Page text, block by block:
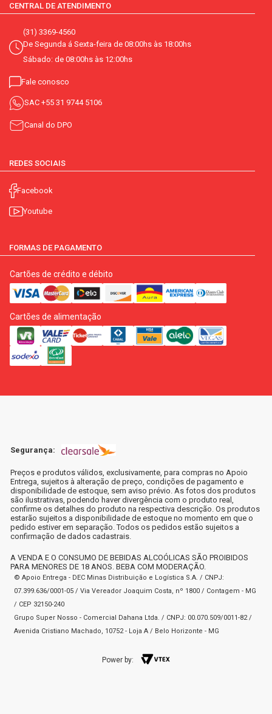
CENTRAL DE ATENDIMENTO
(31) 3369-4560
De Segunda á Sexta-feira de 08:00hs às 18:00hs
Sábado: de 08:00hs às 12:00hs
Fale conosco
SAC +55 31 9744 5106
Canal do DPO
REDES SOCIAIS
Facebook
Youtube
FORMAS DE PAGAMENTO
Cartões de crédito e débito
Cartões de alimentação
Segurança:
Preços e produtos válidos, exclusivamente, para compras no Apoio
Entrega, sujeitos à alteração de preço, condições de pagamento e
disponibilidade de estoque, sem aviso prévio. As fotos dos produtos
são ilustrativas, podendo haver divergência com o produto real,
confirme os detalhes do produto na respectiva descrição. Os produtos
estarão sujeitos a disponibilidade de estoque no momento em que o
pedido estiver em separação. Todos os pedidos estão sujeitos a
confirmação de dados cadastrais.
A VENDA E O CONSUMO DE BEBIDAS ALCOÓLICAS SÃO PROIBIDOS
PARA MENORES DE 18 ANOS. BEBA COM MODERAÇÃO.
© Apoio Entrega - DEC Minas Distribuição e Logística S.A. / CNPJ:
07.399.636/0001-05 / Via Vereador Joaquim Costa, nº 1800 / Contagem - MG
/ CEP 32150-240
Grupo Super Nosso - Comercial Dahana Ltda. / CNPJ: 00.070.509/0011-82 /
Avenida Cristiano Machado, 10752 - Loja A / Belo Horizonte - MG
Power by: